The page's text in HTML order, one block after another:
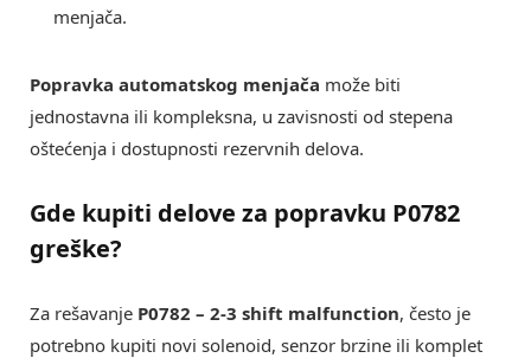
menjača.
Popravka automatskog menjača može biti
jednostavna ili kompleksna, u zavisnosti od stepena
oštećenja i dostupnosti rezervnih delova.
Gde kupiti delove za popravku P0782
greške?
Za rešavanje P0782 – 2-3 shift malfunction, često je
potrebno kupiti novi solenoid, senzor brzine ili komplet